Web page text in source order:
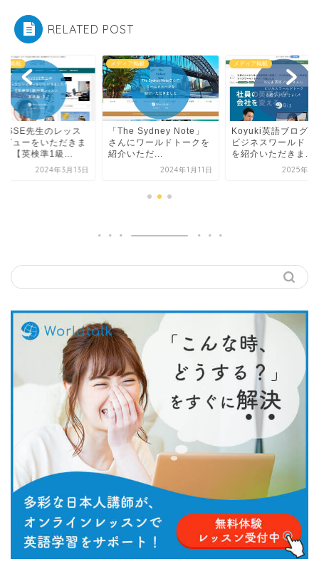
RELATED POST
ア掲載
先生のレッス
ビューをいただきま
！【英検準1級...
2024年3月13日
メディア掲載
「The Sydney Note」
さんにワールドトークを
紹介いただ...
2024年1月11日
メディア掲載
Koyuki英語ブログさ
ビジネスワールドト
を紹介いただきま...
2025年8